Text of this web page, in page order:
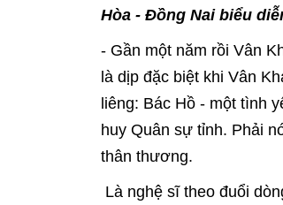
Hòa - Đồng Nai biểu
- Gần một năm rồi Vân
là dịp đặc biệt khi Vân
liêng: Bác Hồ - một tình
huy Quân sự tỉnh. Phải
thân thương.
Là nghệ sĩ theo đuổi